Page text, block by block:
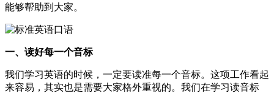
能够帮助到大家。
一、读好每一个音标
我们学习英语的时候，一定要读准每一个音标。这项工作看起
来容易，其实也是需要大家格外重视的。我们在学习读音标